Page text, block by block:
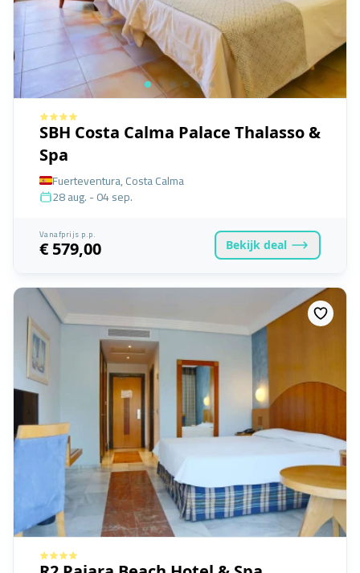
SBH Costa Calma Palace Thalasso &
Spa
Fuerteventura, Costa Calma
28 aug. - 04 sep.
Vanafprijs p.p.
€ 579,00 Bekijk deal